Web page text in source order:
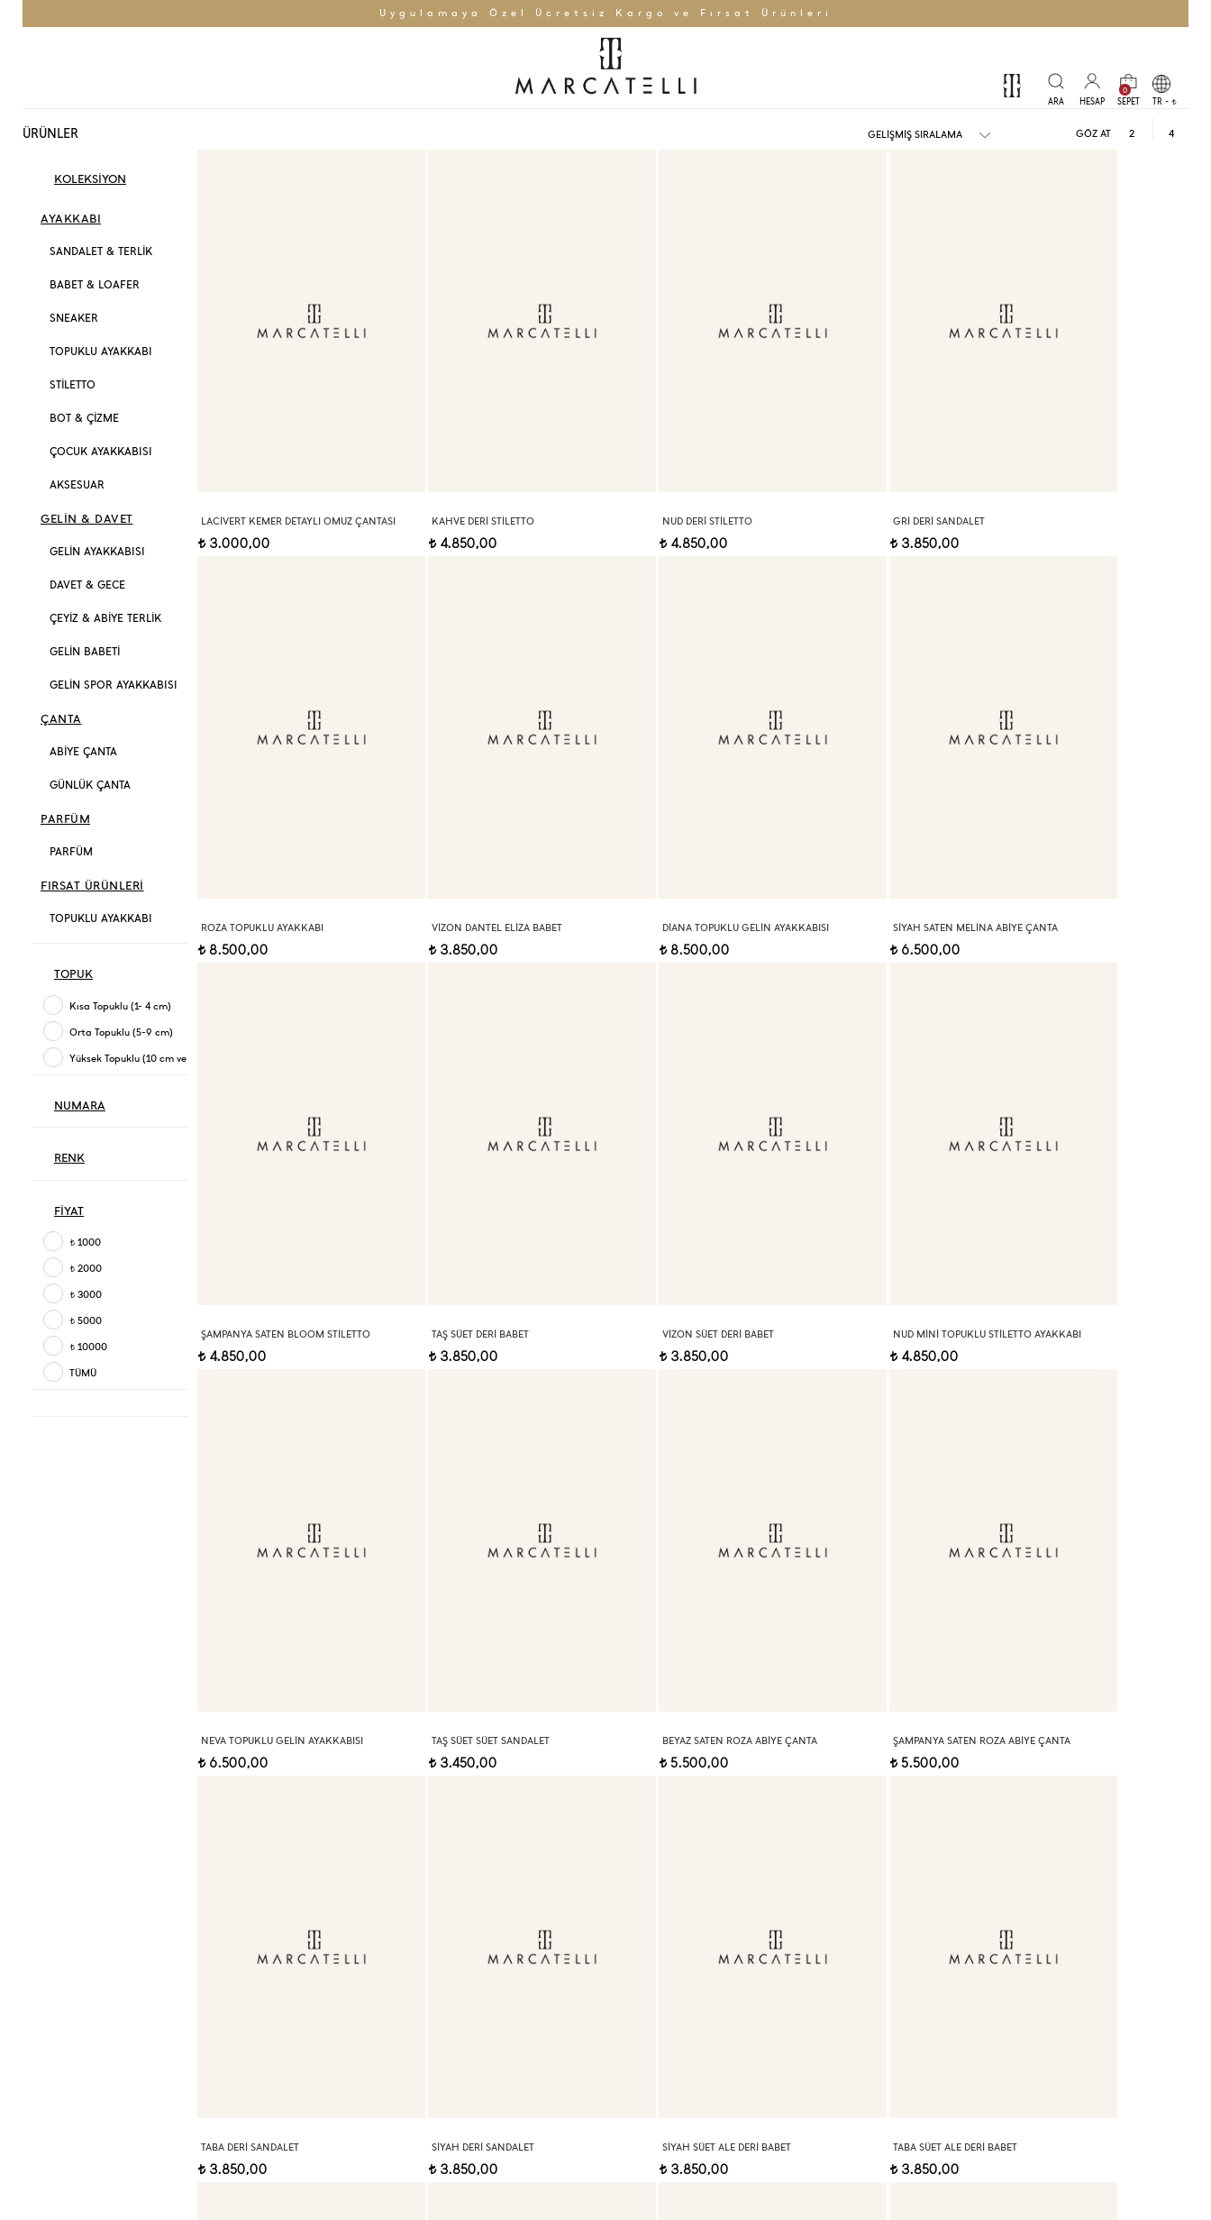
Uygulamaya Özel Ücretsiz Kargo ve Fırsat Ürünleri
0
TR - t
ÜRÜNLER GÖZ AT 2 4
KOLEKSİYON
AYAKKABI
SANDALET & TERLİK
BABET & LOAFER
SNEAKER
TOPUKLU AYAKKABI
STİLETTO
BOT & ÇİZME
ÇOCUK AYAKKABISI
AKSESUAR
GELİN & DAVET
GELİN AYAKKABISI
DAVET & GECE
ÇEYİZ & ABİYE TERLİK
GELİN BABETİ
GELİN SPOR AYAKKABISI
ÇANTA
ABİYE ÇANTA
GÜNLÜK ÇANTA
PARFÜM
PARFÜM
FIRSAT ÜRÜNLERİ
TOPUKLU AYAKKABI
TOPUK
Kısa Topuklu (1- 4 cm)
Orta Topuklu (5-9 cm)
Yüksek Topuklu (10 cm ve üzeri)
NUMARA
RENK
FİYAT
t 1000
t 2000
t 3000
t 5000
t 10000
TÜMÜ
LACIVERT KEMER DETAYLI OMUZ ÇANTASI
t3.000,00
KAHVE DERI STILETTO
t4.850,00
NUD DERI STILETTO
t4.850,00
GRI DERI SANDALET
t3.850,00
ROZA TOPUKLU AYAKKABI
t8.500,00
VIZON DANTEL ELIZA BABET
t3.850,00
DIANA TOPUKLU GELIN AYAKKABISI
t8.500,00
SIYAH SATEN MELINA ABIYE ÇANTA
t6.500,00
ŞAMPANYA SATEN BLOOM STILETTO
t4.850,00
TAŞ SÜET DERI BABET
t3.850,00
VIZON SÜET DERI BABET
t3.850,00
NUD MINI TOPUKLU STILETTO AYAKKABI
t4.850,00
NEVA TOPUKLU GELIN AYAKKABISI
t6.500,00
TAŞ SÜET SÜET SANDALET
t3.450,00
BEYAZ SATEN ROZA ABIYE ÇANTA
t5.500,00
ŞAMPANYA SATEN ROZA ABIYE ÇANTA
t5.500,00
TABA DERI SANDALET
t3.850,00
SIYAH DERI SANDALET
t3.850,00
SIYAH SÜET ALE DERI BABET
t3.850,00
TABA SÜET ALE DERI BABET
t3.850,00